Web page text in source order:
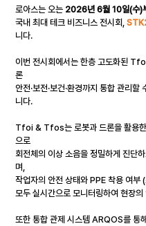
로아스는 오는 2026년 6월 10일(수)
국내 최대 테크 비즈니스 전시회,
니다.
이번 전시회에서는 한층 고도화된
론
안전·보전·보건·환경까지 통합 관리
니다.
Tfoi & Tfos는 로봇과 드론을 활용한
으로
회전체의 이상 소음을 정밀하게 진단
며,
작업자의 안전 상태와 PPE 착용 여부
모두 실시간으로 모니터링하여 현장
또한 통합 관제 시스템 ARQOS를 통